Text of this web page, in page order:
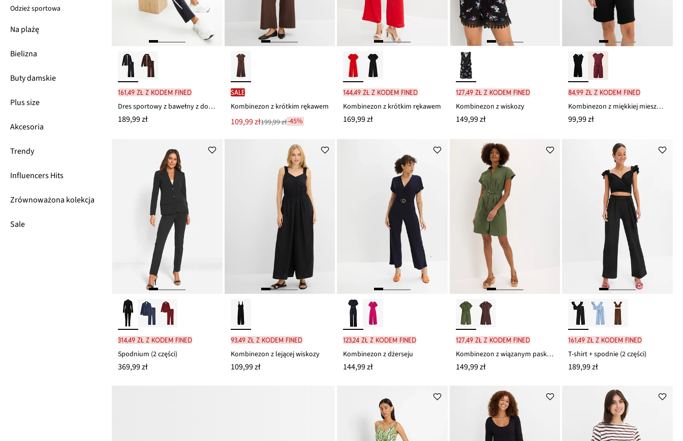
Odzież sportowa
Na plażę
Bielizna
Buty damskie
Plus size
Akcesoria
Trendy
Influencers Hits
Zrównoważona kolekcja
Sale
161,49 zł z kodem FINED
Dres sportowy z bawełny z domieszką elastanu (komplet 2-cz.)
189,99 zł
SALE
Kombinezon z krótkim rękawem
Nowa
cena
to
109,99 zł
Przeceniono199,99 zł-45%
144,49 zł z kodem FINED
Kombinezon z krótkim rękawem
169,99 zł
127,49 zł z kodem FINED
Kombinezon z wiskozy
149,99 zł
84,99 zł z kodem FINED
Kombinezon z miękkiej mieszanki wiskozy
99,99 zł
314,49 zł z kodem FINED
Spodnium (2 części)
369,99 zł
93,49 zł z kodem FINED
Kombinezon z lejącej wiskozy
109,99 zł
123,24 zł z kodem FINED
Kombinezon z dżerseju
144,99 zł
127,49 zł z kodem FINED
Kombinezon z wiązanym paskiem
149,99 zł
161,49 zł z kodem FINED
T-shirt + spodnie (2 części)
189,99 zł